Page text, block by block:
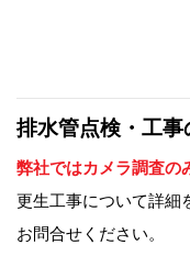
排水管点検・工
弊社ではカメラ調査の
更生工事について詳細
お問合せください。